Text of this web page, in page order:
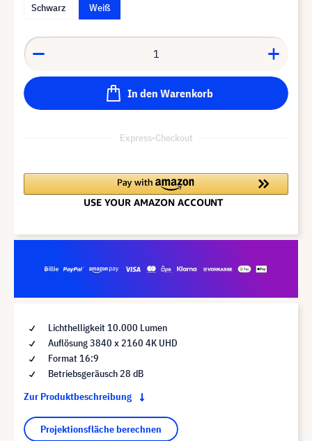
Schwarz
Weiß
In den Warenkorb
Express-Checkout
Lichthelligkeit 10.000 Lumen
Auflösung 3840 x 2160 4K UHD
Format 16:9
Betriebsgeräusch 28 dB
Zur Produktbeschreibung
Projektionsfläche berechnen